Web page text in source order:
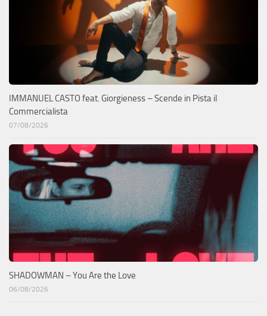
IMMANUEL CASTO feat. Giorgieness – Scende in Pista il
Commercialista
07/08/2026
SHADOWMAN – You Are the Love
06/08/2026